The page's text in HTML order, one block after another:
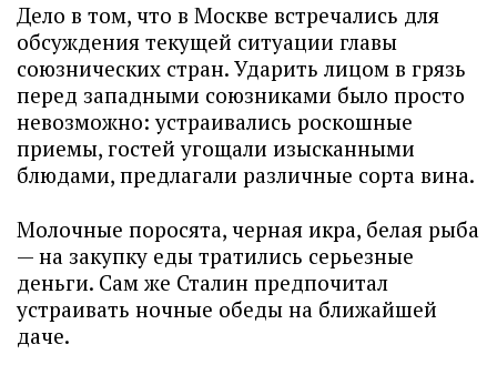
Дело в том, что в Москве встречались для
обсуждения текущей ситуации главы
союзнических стран. Ударить лицом в грязь
перед западными союзниками было просто
невозможно: устраивались роскошные
приемы, гостей угощали изысканными
блюдами, предлагали различные сорта вина.
Молочные поросята, черная икра, белая рыба
— на закупку еды тратились серьезные
деньги. Сам же Сталин предпочитал
устраивать ночные обеды на ближайшей
даче.